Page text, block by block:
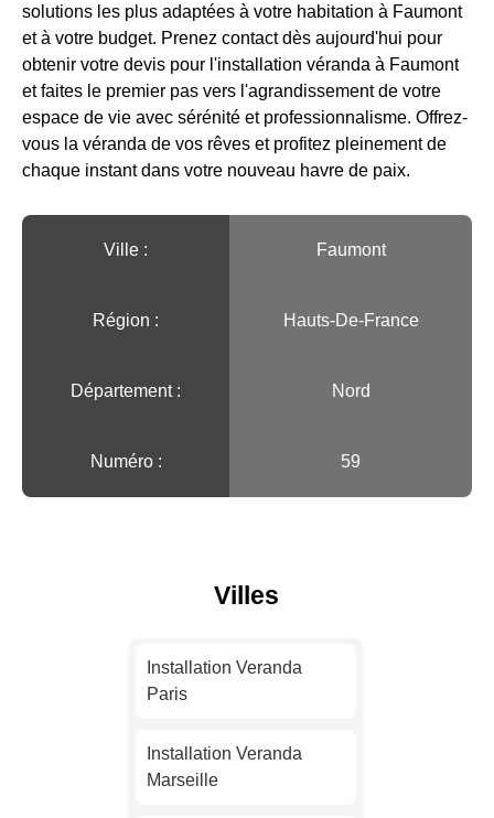
solutions les plus adaptées à votre habitation à Faumont
et à votre budget. Prenez contact dès aujourd'hui pour
obtenir votre devis pour l'installation véranda à Faumont
et faites le premier pas vers l'agrandissement de votre
espace de vie avec sérénité et professionnalisme. Offrez-
vous la véranda de vos rêves et profitez pleinement de
chaque instant dans votre nouveau havre de paix.
Ville :️ Faumont
Région :️ Hauts-De-France
Département : Nord
Numéro : 59
Villes
Installation Veranda
Paris
Installation Veranda
Marseille